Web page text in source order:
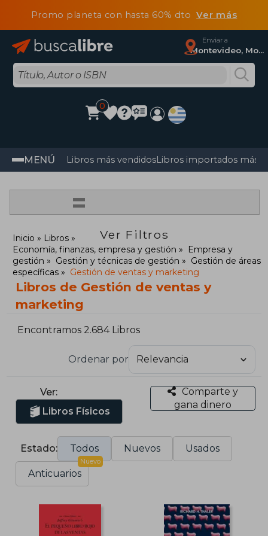
Promo planeta con hasta 60% dtoVer más
Enviar a
Montevideo, Montevideo
0
MENÚ Libros más vendidosLibros importados más
=
Ver Filtros
Inicio
Libros
Economía, finanzas, empresa y gestión
Empresa y
gestión
Gestión y técnicas de gestión
Gestión de áreas
específicas
Gestión de ventas y marketing
Libros de Gestión de ventas y
marketing
Encontramos 2.684 Libros
Ordenar por
Ver:
Libros Físicos
Comparte y
gana dinero
Estado: Todos Nuevos Usados
Anticuarios
Nuevo